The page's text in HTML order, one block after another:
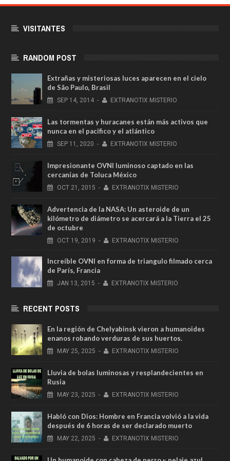
VISITANTES
RANDOM POST
Extrañas y misteriosas luces aparecen en el cielo
de São Paulo, Brasil
SEP 14, 2014 - EXTRANOTIX MISTERIO
Las tormentas y huracanes están más activos que
nunca en el pacifico y el atlántico
SEP 11, 2020 - EXTRANOTIX MISTERIO
Impresionante OVNI luminoso captado en las
cercanías de Toluca México
OCT 21, 2015 - EXTRANOTIX MISTERIO
Advertencia de la NASA: Un asteroide de un
kilómetro de diámetro se acercará a la Tierra el 25
de octubre
OCT 19, 2019 - EXTRANOTIX MISTERIO
Increíble OVNI en forma de triangulo filmado cerca
de París, Francia
JAN 13, 2015 - EXTRANOTIX MISTERIO
RECENT POSTS
En la región de Chelyabinsk vieron a humanoides
enanos robando verduras de sus huertos.
MAY 25, 2025 - EXTRANOTIX MISTERIO
Lluvia de bolas luminosas y resplandecientes en
Rusia
MAY 23, 2025 - EXTRANOTIX MISTERIO
Habló con Dios: Hombre en Francia volvió a la vida
después de 6 horas de ser declarado muerto
MAY 22, 2025 - EXTRANOTIX MISTERIO